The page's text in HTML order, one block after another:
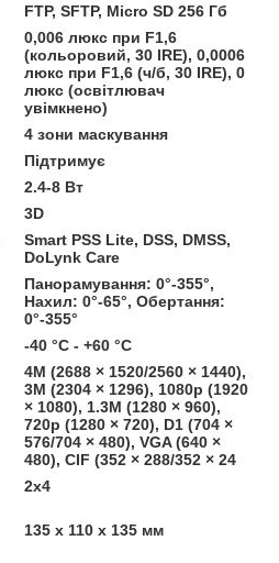
FTP, SFTP, Micro SD 256 Гб
0,006 люкс при F1,6
(кольоровий, 30 IRE), 0,0006
люкс при F1,6 (ч/б, 30 IRE), 0
люкс (освітлювач
увімкнено)
4 зони маскування
Підтримує
2.4-8 Вт
3D
Smart PSS Lite, DSS, DMSS,
DoLynk Care
Панорамування: 0°-355°,
Нахил: 0°-65°, Обертання:
0°-355°
-40 °C - +60 °C
4M (2688 × 1520/2560 × 1440),
3M (2304 × 1296), 1080p (1920
× 1080), 1.3M (1280 × 960),
720p (1280 × 720), D1 (704 ×
576/704 × 480), VGA (640 ×
480), CIF (352 × 288/352 × 24
2x4
135 x 110 x 135 мм